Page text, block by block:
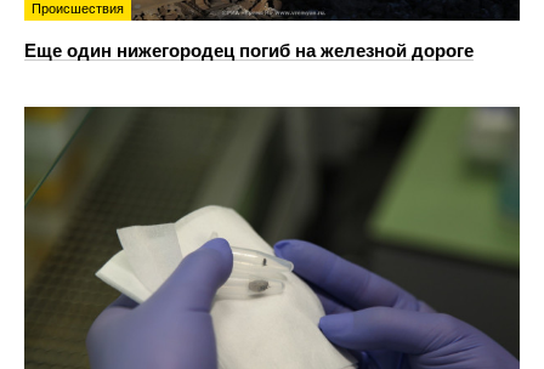
Происшествия
Еще один нижегородец погиб на железной дороге